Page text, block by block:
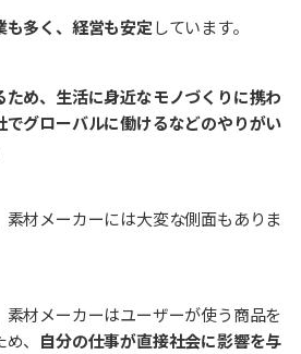
多く、経営も安定しています。
め、生活に身近なモノづくりに携わ
グローバルに働けるなどのやりがい
材メーカーには大変な側面もありま
素材メーカーはユーザーが使う商品を
、 自分の仕事が直接社会に影響を与